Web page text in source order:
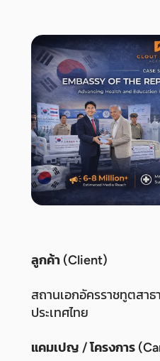
ลูกค้า (Client)
สถานเอกอัครราชทูตสาธ
ประเทศไทย
แคมเปญ / โครงการ